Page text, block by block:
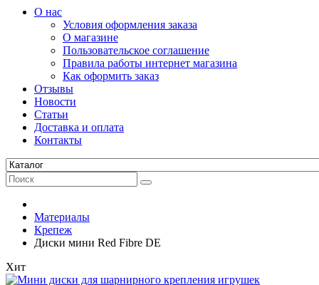
О нас
Условия оформления заказа
О магазине
Пользовательское соглашение
Правила работы интернет магазина
Как оформить заказ
Отзывы
Новости
Статьи
Доставка и оплата
Контакты
Материалы
Крепеж
Диски мини Red Fibre DE
Хит